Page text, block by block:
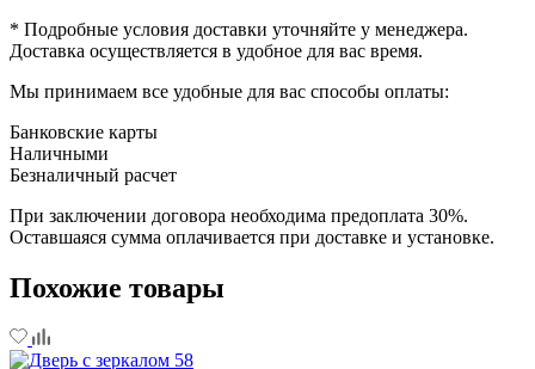
* Подробные условия доставки уточняйте у менеджера.
Доставка осуществляется в удобное для вас время.
Мы принимаем все удобные для вас способы оплаты:
Банковские карты
Наличными
Безналичный расчет
При заключении договора необходима предоплата 30%.
Оставшаяся сумма оплачивается при доставке и установке.
Похожие товары